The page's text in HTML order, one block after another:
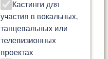
Кастинги для
участия в вокальных,
танцевальных или
телевизионных
проектах